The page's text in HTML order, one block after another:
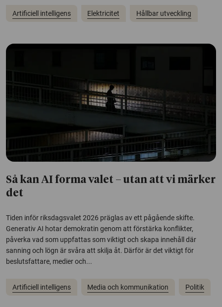
Artificiell intelligens Elektricitet Hållbar utveckling
Så kan AI forma valet – utan att vi märker
det
Tiden inför riksdagsvalet 2026 präglas av ett pågående skifte.
Generativ AI hotar demokratin genom att förstärka konflikter,
påverka vad som uppfattas som viktigt och skapa innehåll där
sanning och lögn är svåra att skilja åt. Därför är det viktigt för
beslutsfattare, medier och...
Artificiell intelligens Media och kommunikation Politik